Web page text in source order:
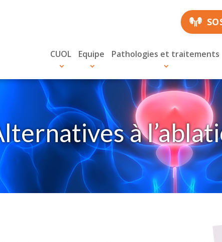
CUOL Equipe Pathologies et traitements
à